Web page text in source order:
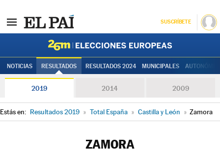
SUSCRÍBETE
NOTICIAS RESULTADOS RESULTADOS 2024 MUNICIPALES
2019 2014 2009
Estás en: Resultados 2019 » Total España » Castilla y León » Zamora
ZAMORA